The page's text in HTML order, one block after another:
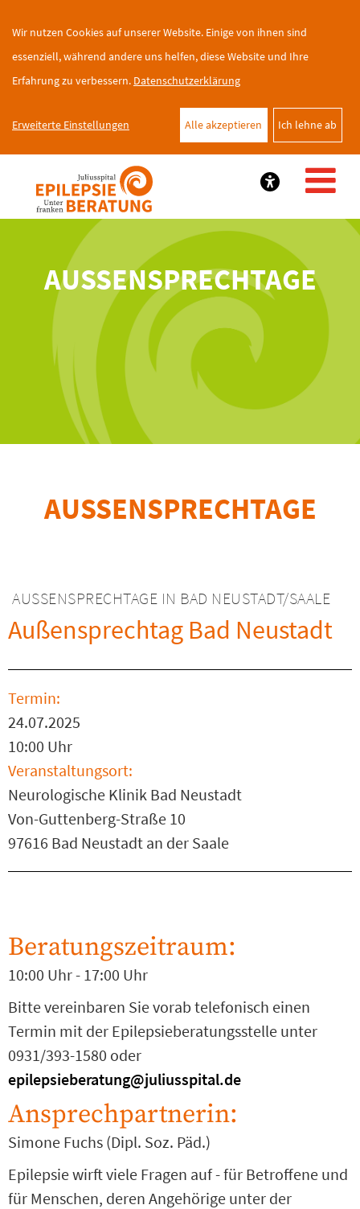
Wir nutzen Cookies auf unserer Website. Einige von ihnen sind
essenziell, während andere uns helfen, diese Website und Ihre
Erfahrung zu verbessern. Datenschutzerklärung
Erweiterte Einstellungen Ich lehne ab
Alle akzeptieren
AUSSENSPRECHTAGE
AUSSENSPRECHTAGE
AUSSENSPRECHTAGE IN BAD NEUSTADT/SAALE
Außensprechtag Bad Neustadt
Termin:
24.07.2025
10:00 Uhr
Veranstaltungsort:
Neurologische Klinik Bad Neustadt
Von-Guttenberg-Straße 10
97616 Bad Neustadt an der Saale
Beratungszeitraum:
10:00 Uhr - 17:00 Uhr
Bitte vereinbaren Sie vorab telefonisch einen
Termin mit der Epilepsieberatungsstelle unter
0931/393-1580 oder
epilepsieberatung@juliusspital.de
Ansprechpartnerin:
Simone Fuchs (Dipl. Soz. Päd.)
Epilepsie wirft viele Fragen auf - für Betroffene und
für Menschen, deren Angehörige unter der